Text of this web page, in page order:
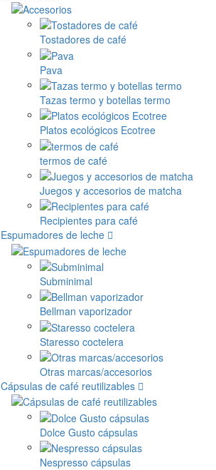
Tostadores de café
Pava
Tazas termo y botellas termo
Platos ecológicos Ecotree
termos de café
Juegos y accesorios de matcha
Recipientes para café
Espumadores de leche
Subminimal
Bellman vaporizador
Staresso coctelera
Otras marcas/accesorios
Cápsulas de café reutilizables
Dolce Gusto cápsulas
Nespresso cápsulas